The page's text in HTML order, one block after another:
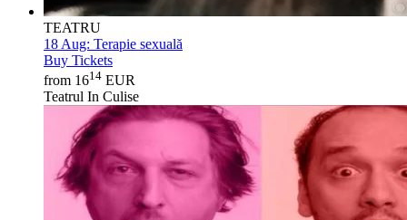
TEATRU
18 Aug: Terapie sexuală
Buy Tickets
from 1614 EUR
Teatrul In Culise